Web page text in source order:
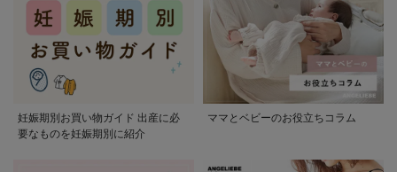
妊娠期別お買い物ガイド 出産に必
要なものを妊娠期別に紹介
ママとベビーのお役立ちコラム